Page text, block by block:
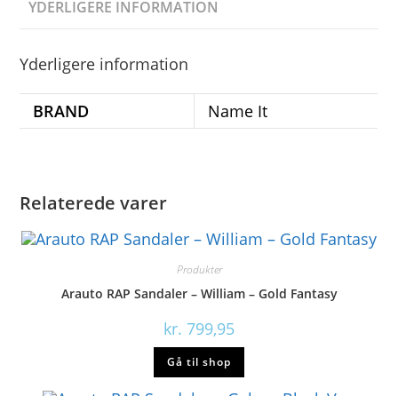
YDERLIGERE INFORMATION
Yderligere information
BRAND Name It
Relaterede varer
Produkter
Arauto RAP Sandaler – William – Gold Fantasy
kr. 799,95
Gå til shop